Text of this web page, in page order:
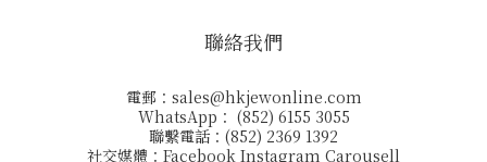
聯絡我們
電郵： sales@hkjewonline.com
WhatsApp： (852) 6155 3055
聯繫電話：(852) 2369 1392
社交媒體： Facebook Instagram Carousell